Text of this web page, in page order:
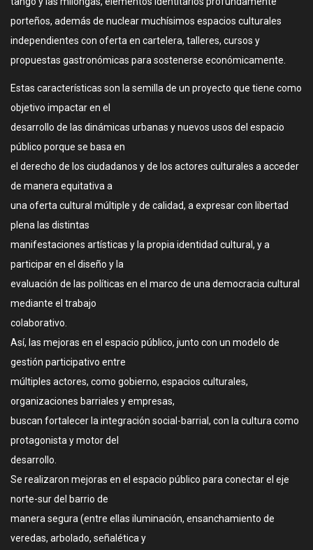
porteños, además de nuclear muchísimos espacios culturales
independientes con oferta en cartelera, talleres, cursos y
propuestas gastronómicas para sostenerse económicamente.
Estas características son la semilla de un proyecto que tiene como
objetivo impactar en el
desarrollo de las dinámicas urbanas y nuevos usos del espacio
público porque se basa en
el derecho de los ciudadanos y de los actores culturales a acceder
de manera equitativa a
una oferta cultural múltiple y de calidad, a expresar con libertad
plena las distintas
manifestaciones artísticas y la propia identidad cultural, y a
participar en el diseño y la
evaluación de las políticas en el marco de una democracia cultural
mediante el trabajo
colaborativo.
Así, las mejoras en el espacio público, junto con un modelo de
gestión participativo entre
múltiples actores, como gobierno, espacios culturales,
organizaciones barriales y empresas,
buscan fortalecer la integración social-barrial, con la cultura como
protagonista y motor del
desarrollo.
Se realizaron mejoras en el espacio público para conectar el eje
norte-sur del barrio de
manera segura (entre ellas iluminación, ensanchamiento de
veredas, arbolado, señalética y